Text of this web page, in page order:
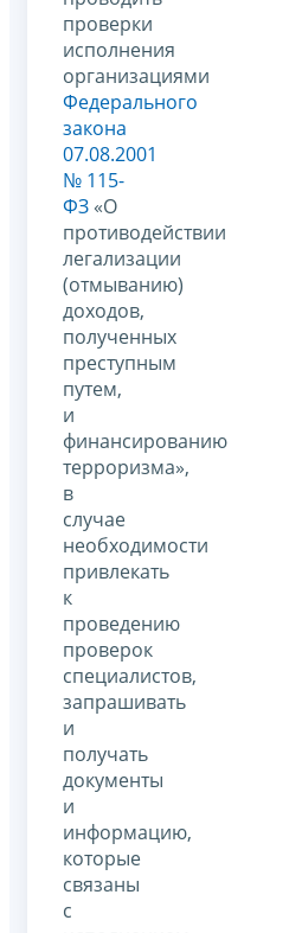
проверки
исполнения
организациями
Федерального
закона
07.08.2001
№ 115-
ФЗ «О
противодействии
легализации
(отмыванию)
доходов,
полученных
преступным
путем,
и
финансированию
терроризма»,
в
случае
необходимости
привлекать
к
проведению
проверок
специалистов,
запрашивать
и
получать
документы
и
информацию,
которые
связаны
с